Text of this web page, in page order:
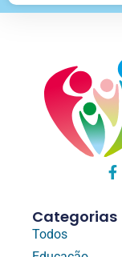
Categorias
Todos